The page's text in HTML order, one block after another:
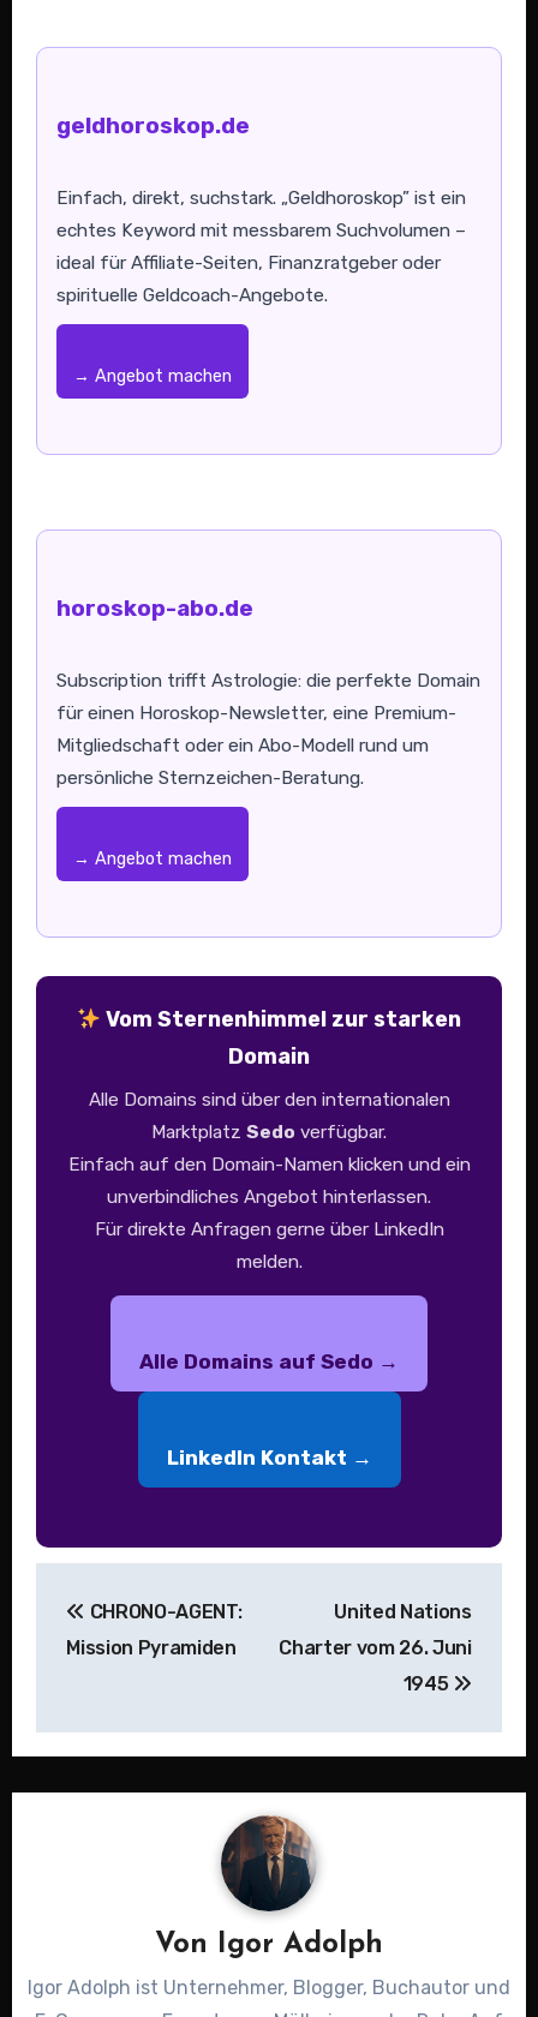
geldhoroskop.de
Einfach, direkt, suchstark. „Geldhoroskop” ist ein
echtes Keyword mit messbarem Suchvolumen –
ideal für Affiliate-Seiten, Finanzratgeber oder
spirituelle Geldcoach-Angebote.
→ Angebot machen
horoskop-abo.de
Subscription trifft Astrologie: die perfekte Domain
für einen Horoskop-Newsletter, eine Premium-
Mitgliedschaft oder ein Abo-Modell rund um
persönliche Sternzeichen-Beratung.
→ Angebot machen
Vom Sternenhimmel zur starken
Domain
Alle Domains sind über den internationalen
Marktplatz Sedo verfügbar.
Einfach auf den Domain-Namen klicken und ein
unverbindliches Angebot hinterlassen.
Für direkte Anfragen gerne über LinkedIn
melden.
Alle Domains auf Sedo →
LinkedIn Kontakt →
CHRONO-AGENT:
Mission Pyramiden
United Nations
Charter vom 26. Juni
1945
Von Igor Adolph
Igor Adolph ist Unternehmer, Blogger, Buchautor und